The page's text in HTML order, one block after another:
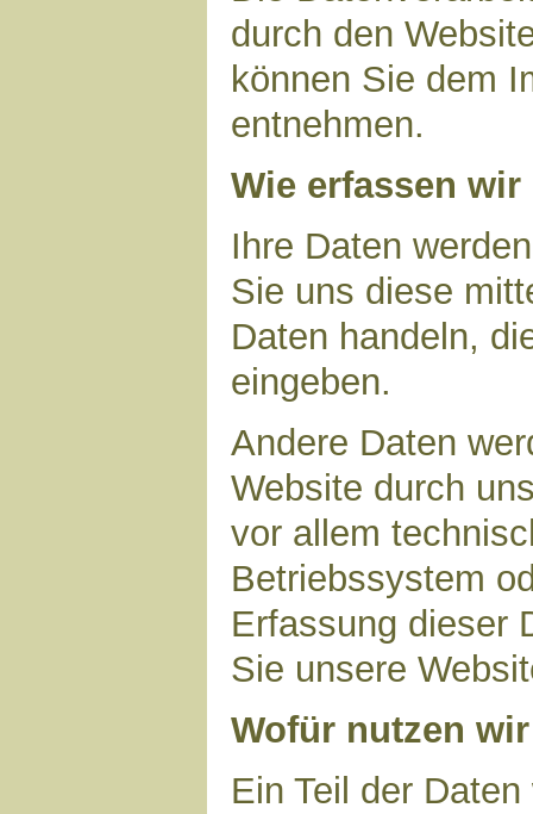
durch den
können Sie dem
entnehmen.
Wie erfassen wir
Ihre Daten
Sie uns diese
Daten handeln,
eingeben.
Andere Daten
Website durch
vor allem
Betriebssystem
Erfassung dieser
Sie unsere
Wofür nutzen
Ein Teil der